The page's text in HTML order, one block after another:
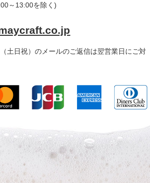
～13:00を除く)
土日祝）のメールのご返信は翌営業日にご対